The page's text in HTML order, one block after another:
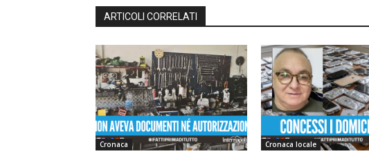
ARTICOLI CORRELATI
Cronaca Cronaca locale